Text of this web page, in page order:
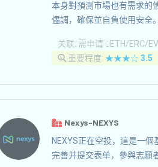
本身對預測市場也有需求的
儘調，確保並自負使用安全。
关联: 需申请 ETH/ERC/
重要程度: ★★★☆3.5
Nexys-NEXYS
NEXYS正在空投，這是一
完善并提交表单，參與志願